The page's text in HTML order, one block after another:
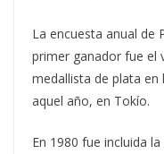
La encuesta anual de
primer ganador fue el
medallista de plata en
aquel año, en Tokío.
En 1980 fue incluida